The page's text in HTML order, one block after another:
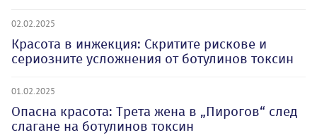
02.02.2025
Красота в инжекция: Скритите рискове и
сериозните усложнения от ботулинов токсин
01.02.2025
Опасна красота: Трета жена в „Пирогов“ след
слагане на ботулинов токсин